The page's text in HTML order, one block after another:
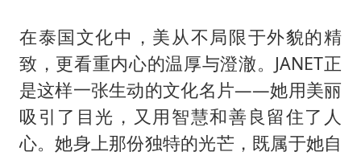
在泰国文化中，美从不局限于外貌的精
致，更看重内心的温厚与澄澈。JANET正
是这样一张生动的文化名片——她用美丽
吸引了目光，又用智慧和善良留住了人
心。她身上那份独特的光芒，既属于她自